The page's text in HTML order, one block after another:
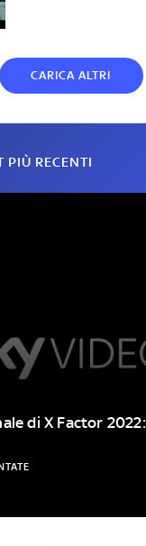
CARICA ALTRI
PIÙ RECENTI
di X Factor